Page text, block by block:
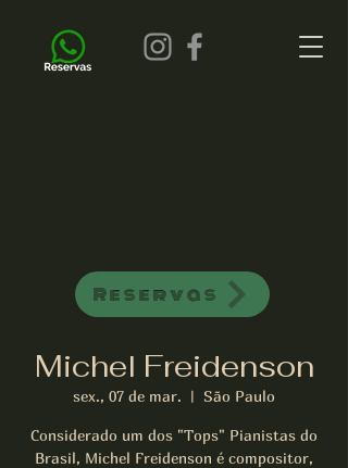
Reservas
Michel Freidenson
sex., 07 de mar.
  |
São Paulo
Considerado um dos "Tops" Pianistas do
Brasil, Michel Freidenson é compositor,